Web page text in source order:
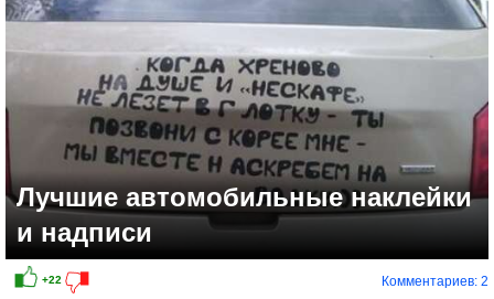
Лучшие автомобильные наклейки
и надписи
Комментариев: 2